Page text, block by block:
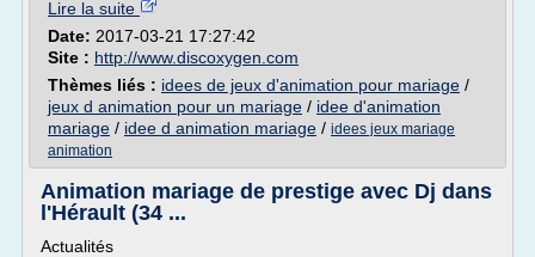
Lire la suite
Date: 2017-03-21 17:27:42
Site : http://www.discoxygen.com
Thèmes liés : idees de jeux d'animation pour mariage /
jeux d animation pour un mariage / idee d'animation
mariage / idee d animation mariage / idees jeux mariage
animation
Animation mariage de prestige avec Dj dans
l'Hérault (34 ...
Actualités